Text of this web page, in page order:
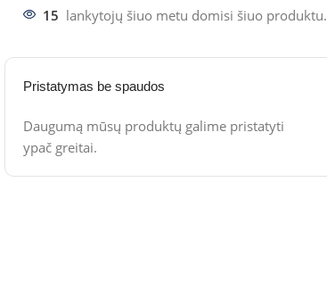
15 lankytojų šiuo metu domisi šiuo produktu.
Pristatymas be spaudos
Daugumą mūsų produktų galime pristatyti
ypač greitai.